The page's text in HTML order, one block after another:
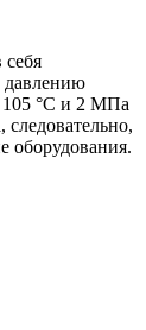
давлению
105 °С и 2 МПа
следовательно,
оборудования.